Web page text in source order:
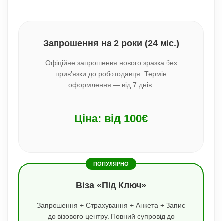
Запрошення на 2 роки (24 міс.)
Офіційне запрошення нового зразка без
прив’язки до роботодавця. Термін
оформлення — від 7 днів.
Ціна: від 100€
ПОПУЛЯРНО
Віза «Під Ключ»
Запрошення + Страхування + Анкета + Запис
до візового центру. Повний супровід до